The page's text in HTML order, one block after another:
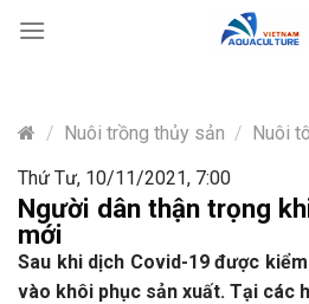
content
/ Nuôi trồng thủy sản / Nuôi
Thứ Tư, 10/11/2021, 7:00
Người dân thận trọng
mới
Sau khi dịch Covid-19 được
vào khôi phục sản xuất. Tại các